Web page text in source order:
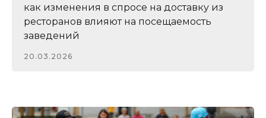
как изменения в спросе на доставку из
ресторанов влияют на посещаемость
заведений
20.03.2026